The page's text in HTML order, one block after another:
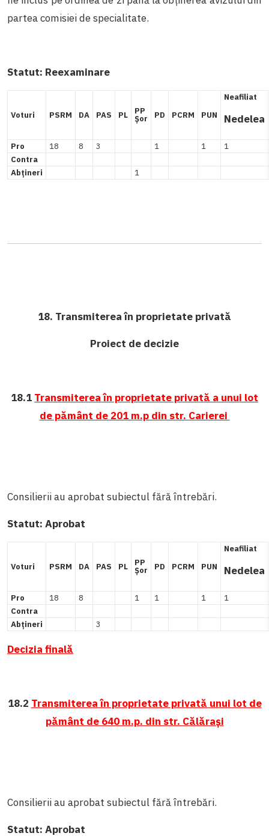
partea comisiei de specialitate.
Statut: Reexaminare
Voturi PSRM DA PAS PL PP
Șor PD PCRM PUN
Neafiliat
Nedelea
Pro 18 8 3 1 1
1
Contra
Abțineri
1
18. Transmiterea în proprietate privată
Proiect de decizie
18.1 Transmiterea în proprietate privată a unui lot
de pământ de 201 m.p din str. Carierei
Consilierii au aprobat subiectul fără întrebări.
Statut: Aprobat
Voturi PSRM DA PAS PL PP
Șor PD PCRM PUN
Neafiliat
Nedelea
Pro 18 8 1 1 1
1
Contra
Abțineri
3
Decizia finală
18.2 Transmiterea în proprietate privată unui lot de
pământ de 640 m.p. din str. Călărași
Consilierii au aprobat subiectul fără întrebări.
Statut: Aprobat